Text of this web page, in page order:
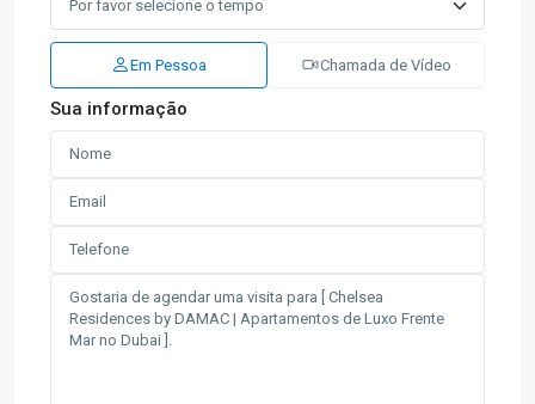
Em Pessoa Chamada de Vídeo
Sua informação